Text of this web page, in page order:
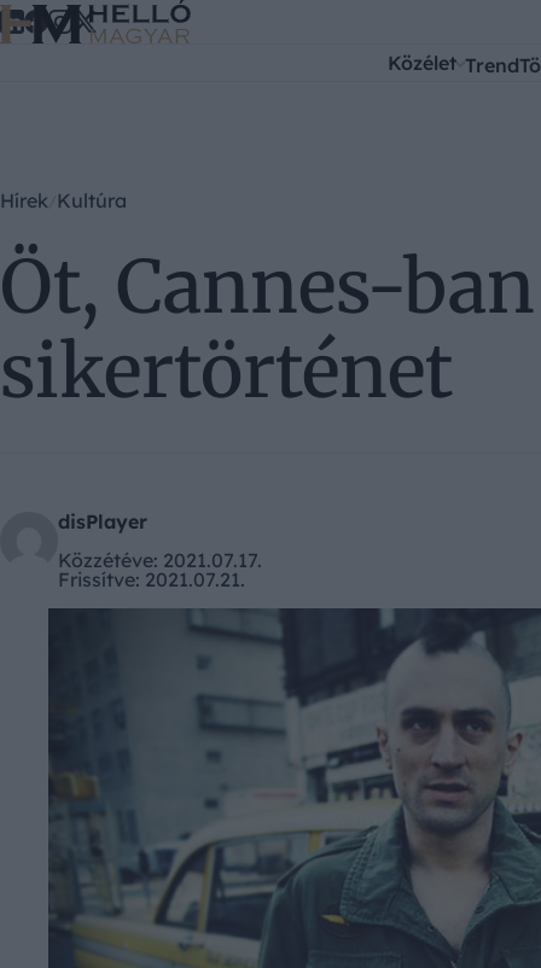
Ugrás a tartalomra
Közélet Trend
Hírek Kultúra
Öt, Cannes-
sikertörténet
disPlayer
Közzétéve: 2021.07.17.
Frissítve: 2021.07.21.